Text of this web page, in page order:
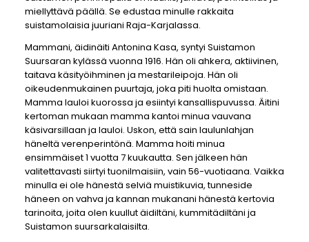
miellyttävä päällä. Se edustaa minulle rakkaita
suistamolaisia juuriani Raja-Karjalassa.
Mammani, äidinäiti Antonina Kasa, syntyi Suistamon
Suursaran kylässä vuonna 1916. Hän oli ahkera, aktiivinen,
taitava käsityöihminen ja mestarileipoja. Hän oli
oikeudenmukainen puurtaja, joka piti huolta omistaan.
Mamma lauloi kuorossa ja esiintyi kansallispuvussa. Äitini
kertoman mukaan mamma kantoi minua vauvana
käsivarsillaan ja lauloi. Uskon, että sain laulunlahjan
häneltä verenperintönä. Mamma hoiti minua
ensimmäiset 1 vuotta 7 kuukautta. Sen jälkeen hän
valitettavasti siirtyi tuonilmaisiin, vain 56-vuotiaana. Vaikka
minulla ei ole hänestä selviä muistikuvia, tunneside
häneen on vahva ja kannan mukanani hänestä kertovia
tarinoita, joita olen kuullut äidiltäni, kummitädiltäni ja
Suistamon suursarkalaisilta.